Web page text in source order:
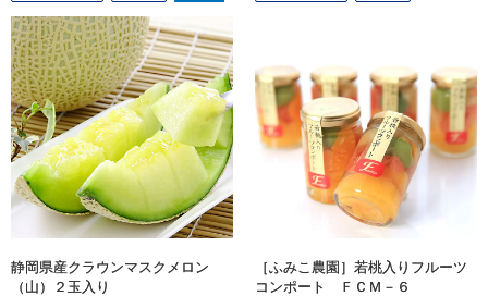
静岡県産クラウンマスクメロン
（山）２玉入り
［ふみこ農園］若桃入りフルーツ
コンポート ＦＣＭ－６